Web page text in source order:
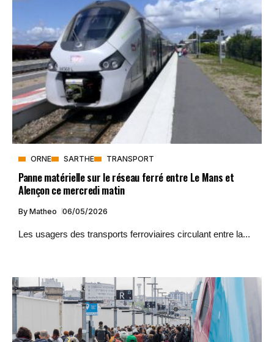
ORNE SARTHE TRANSPORT
Panne matérielle sur le réseau ferré entre Le Mans et
Alençon ce mercredi matin
By Matheo 06/05/2026
Les usagers des transports ferroviaires circulant entre la...